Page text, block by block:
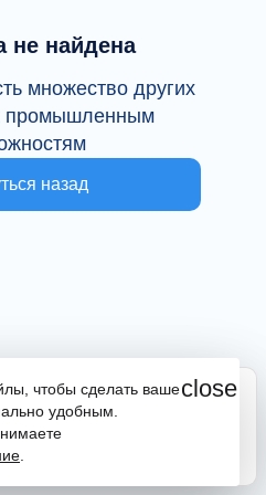
не найдена
множество других
промышленным
назад
close
чтобы сделать ваше
удобным.
эксплуатации
замечаний просим
обратный звонок